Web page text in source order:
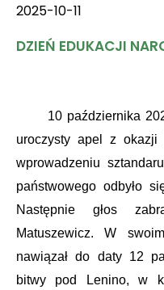
2025-10-11
DZIEŃ EDUKACJI
10 października
uroczysty apel z
wprowadzeniu
państwowego odbyło
Następnie głos
Matuszewicz. W
nawiązał do daty 12
bitwy pod Lenino, w